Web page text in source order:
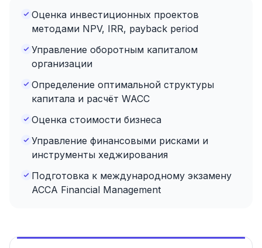
Оценка инвестиционных проектов
методами NPV, IRR, payback period
Управление оборотным капиталом
организации
Определение оптимальной структуры
капитала и расчёт WACC
Оценка стоимости бизнеса
Управление финансовыми рисками и
инструменты хеджирования
Подготовка к международному экзамену
ACCA Financial Management